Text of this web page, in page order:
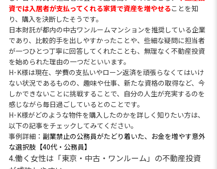
資では入居者が支払ってくれる家賃で資産を増やせることを知
り、購入を決断したそうです。
日本財託が都内の中古ワンルームマンションを推奨している企業
であり、比較的手を出しやすかったことや、些細な疑問に担当者
が一つひとつ丁寧に回答してくれたことも、無理なく不動産投資
を始められた理由の一つだといいます。
H･K様は現在、学費の支払いやローン返済を頑張らなくてはいけ
ない状況であるものの、趣味や仕事、新たな資格の取得など、今
しかできないことに挑戦することで、自分の人生が充実するのを
感じながら毎日過ごしているとのことです。
H･K様がどのような物件を購入したのかを詳しく知りたい方は、
以下の記事をチェックしてみてください。
事例詳細： 副業禁止の公務員がたどり着いた、お金を増やす意外
な選択肢【40代・公務員】
4.働く女性は「東京・中古・ワンルーム」の不動産投資